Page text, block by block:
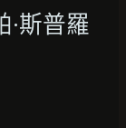
·斯普羅